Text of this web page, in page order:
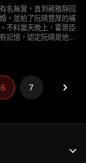
名無實，直到蔣雅靜回
，並給了阮晴豐厚的補
不料當天晚上，霍景臣
記憶，認定阮晴是他心
6 7